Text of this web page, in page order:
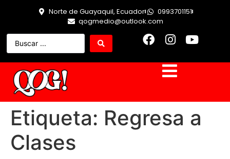
Norte de Guayaquil, Ecuador
0993701151
qogmedio@outlook.com
Etiqueta: Regresa a
Clases